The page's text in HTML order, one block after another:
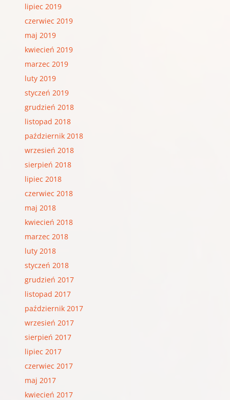
lipiec 2019
czerwiec 2019
maj 2019
kwiecień 2019
marzec 2019
luty 2019
styczeń 2019
grudzień 2018
listopad 2018
październik 2018
wrzesień 2018
sierpień 2018
lipiec 2018
czerwiec 2018
maj 2018
kwiecień 2018
marzec 2018
luty 2018
styczeń 2018
grudzień 2017
listopad 2017
październik 2017
wrzesień 2017
sierpień 2017
lipiec 2017
czerwiec 2017
maj 2017
kwiecień 2017